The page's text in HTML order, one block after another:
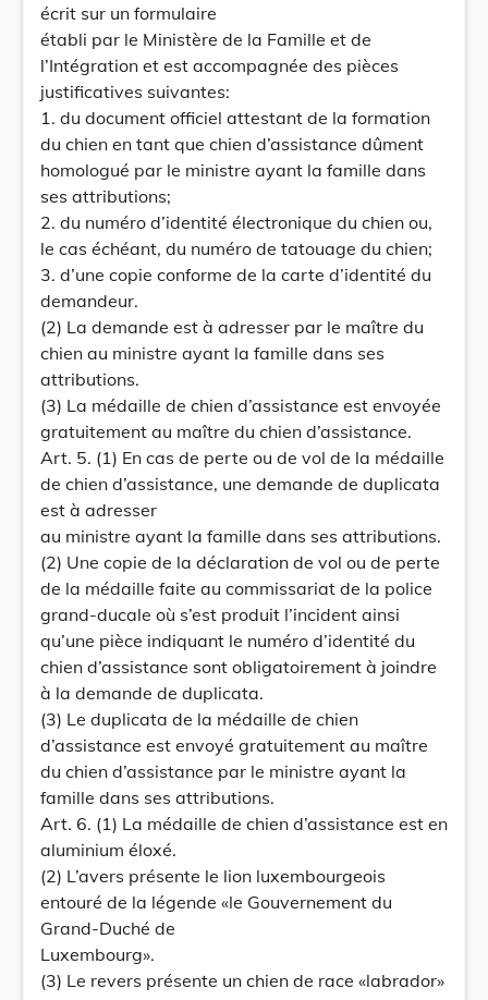
écrit sur un formulaire
établi par le Ministère de la Famille et de
l’Intégration et est accompagnée des pièces
justificatives suivantes:
1. du document officiel attestant de la formation
du chien en tant que chien d’assistance dûment
homologué par le ministre ayant la famille dans
ses attributions;
2. du numéro d’identité électronique du chien ou,
le cas échéant, du numéro de tatouage du chien;
3. d’une copie conforme de la carte d’identité du
demandeur.
(2) La demande est à adresser par le maître du
chien au ministre ayant la famille dans ses
attributions.
(3) La médaille de chien d’assistance est envoyée
gratuitement au maître du chien d’assistance.
Art. 5. (1) En cas de perte ou de vol de la médaille
de chien d’assistance, une demande de duplicata
est à adresser
au ministre ayant la famille dans ses attributions.
(2) Une copie de la déclaration de vol ou de perte
de la médaille faite au commissariat de la police
grand-ducale où s’est produit l’incident ainsi
qu’une pièce indiquant le numéro d’identité du
chien d’assistance sont obligatoirement à joindre
à la demande de duplicata.
(3) Le duplicata de la médaille de chien
d’assistance est envoyé gratuitement au maître
du chien d’assistance par le ministre ayant la
famille dans ses attributions.
Art. 6. (1) La médaille de chien d’assistance est en
aluminium éloxé.
(2) L’avers présente le lion luxembourgeois
entouré de la légende «le Gouvernement du
Grand-Duché de
Luxembourg».
(3) Le revers présente un chien de race «labrador»